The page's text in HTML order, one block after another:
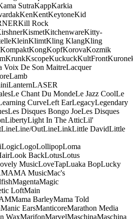
SutraKappKarkia
KenKentKeytoneKid
Kill Rock
KismetKitchenwareKitty-
KleinKlimtKling KlangKling
KompaktKongKopfKorovaKozmik
KrunkKscopeKuckuckKultFront
Voix De Son MaitreLacquer
Lamb
LanternLASER
Le Chant Du MondeLe Jazz CoolLe
CurveLeft EarLegacyLegendary
Les Disques Bongo JoeLes Disques
LibertyLight In The AtticLil'
LineLine/OutLineLinkLittle DavidLittle
LogicLogoLollipopLoma
Look BackLotusLotus
MusicLoveTapLuaka BopLucky
MAMA MusicMac's
MagentaMagic
LoftMain
Mama BarleyMama Told
Manic EarsManticoreMarathon Media
WaxMarifonMarvelMaschinaMaschina